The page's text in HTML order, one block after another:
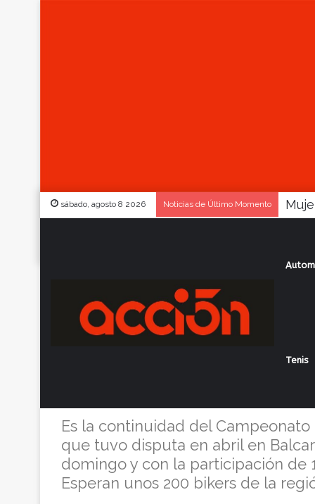
sábado, agosto 8 2026 Noticias de Último Momento
Tenis
Actualidad/ La 4° fecha del
La 4° fecha
Es la continuidad del
que tuvo disputa en abril en
domingo y con la participación de
Esperan unos 200 bikers de la